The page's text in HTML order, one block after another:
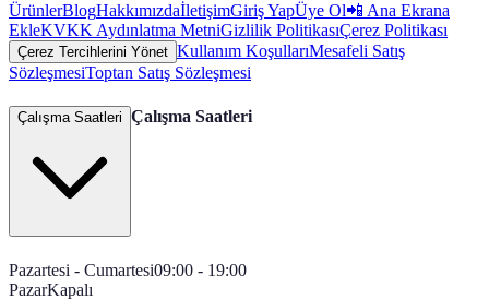
ÜrünlerBlogHakkımızdaİletişimGiriş YapÜye Ol📲 Ana Ekrana
EkleKVKK Aydınlatma MetniGizlilik PolitikasıÇerez Politikası
Çerez Tercihlerini Yönet Kullanım KoşullarıMesafeli Satış
SözleşmesiToptan Satış Sözleşmesi
Çalışma Saatleri Çalışma Saatleri
Pazartesi - Cumartesi09:00 - 19:00
PazarKapalı